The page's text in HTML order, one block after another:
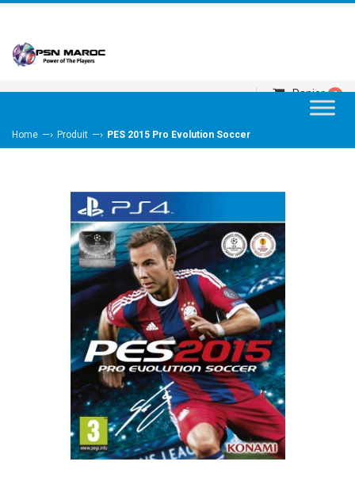
Panier 0
Home —› Produit —› PES 2015 Pro Evolution Soccer